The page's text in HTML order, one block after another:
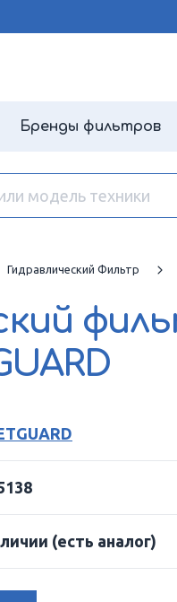
Бренды фильтров
Гидравлический Фильтр
(есть аналог)